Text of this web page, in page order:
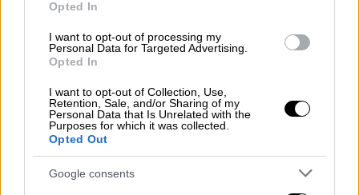
Opted In
I want to opt-out of processing my
Personal Data for Targeted Advertising.
Opted In
I want to opt-out of Collection, Use,
Retention, Sale, and/or Sharing of my
Personal Data that Is Unrelated with the
Purposes for which it was collected.
Opted Out
Google consents
μας», θυμάται η μητέρα του, Τέσα Μάρσαλ.
Τον Ιούνιο εκείνης της χρονιάς, του
προσφέρθηκε η συσκευή της Medtronic από
τη δημοσίευσητων πρώτων δεδομένων του
NHS. Η οικογένειά του αναφέρει ότι δεν
τους παρουσιάστηκαν
κίνδυνοι που σχετίζονταν με τη συσκευή,
αντιθέτως έφεραν έναν ασθενή να τους